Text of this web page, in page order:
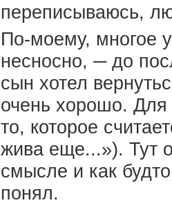
переписываюсь,
По-моему, многое
несносно, ─ до
сын хотел
очень хорошо. Для
то, которое
жива еще...»). Тут
смысле и как
понял.